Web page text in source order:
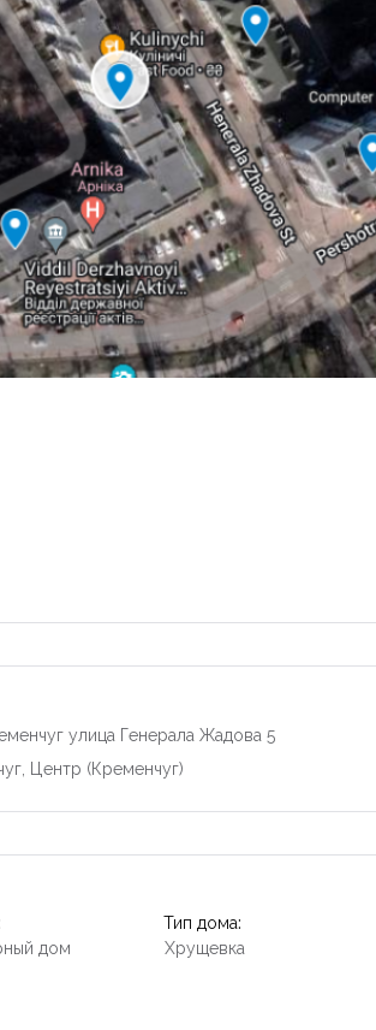
улица Генерала Жадова 5
Центр (Кременчуг)
дом
Тип дома:
Хрущевка